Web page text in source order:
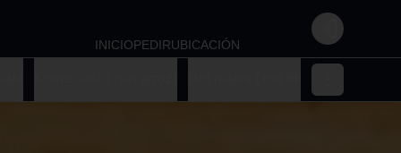
INICIOPEDIRUBICACIÓN
Login